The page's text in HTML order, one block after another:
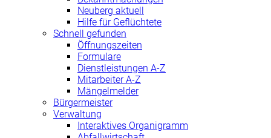
Neuberg aktuell
Hilfe für Geflüchtete
Schnell gefunden
Öffnungszeiten
Formulare
Dienstleistungen A-Z
Mitarbeiter A-Z
Mängelmelder
Bürgermeister
Verwaltung
Interaktives Organigramm